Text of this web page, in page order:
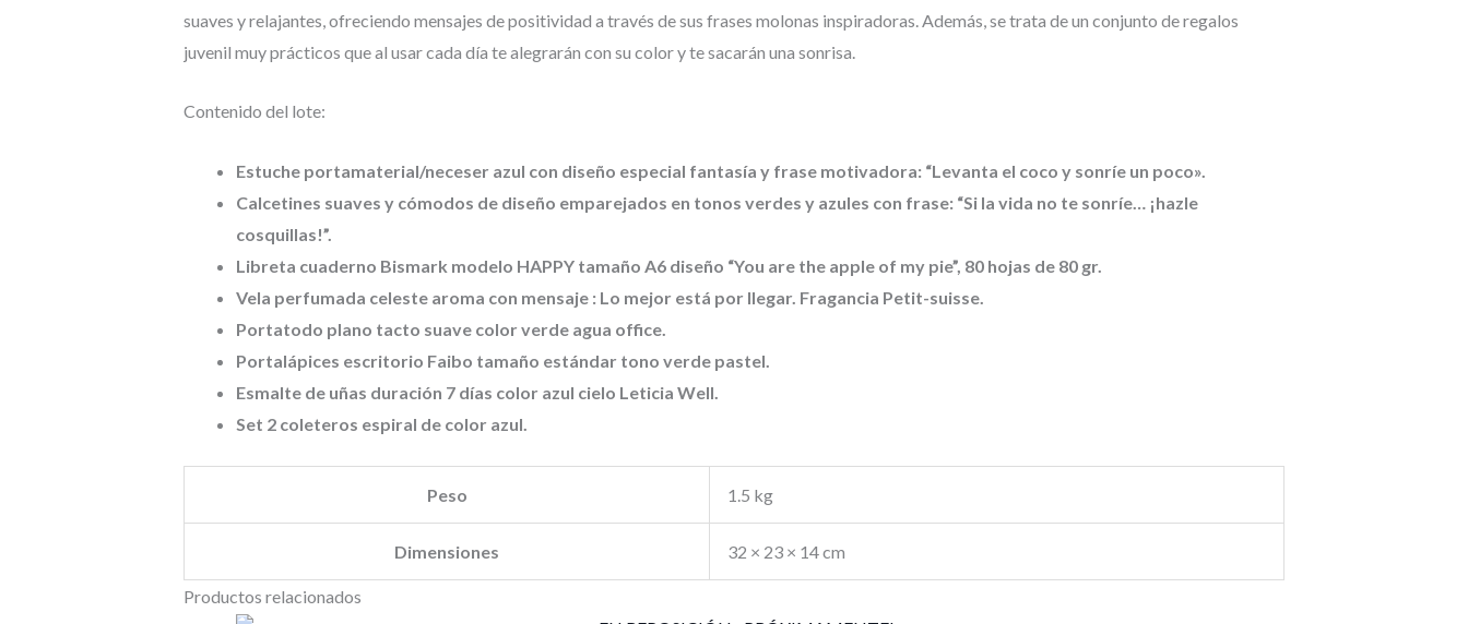
suaves y relajantes, ofreciendo mensajes de positividad a través de sus frases molonas inspiradoras. Además, se trata de un conjunto de regalos
juvenil muy prácticos que al usar cada día te alegrarán con su color y te sacarán una sonrisa.
Contenido del lote:
Estuche portamaterial/neceser azul con diseño especial fantasía y frase motivadora: “Levanta el coco y sonríe un poco».
Calcetines suaves y cómodos de diseño emparejados en tonos verdes y azules con frase: “Si la vida no te sonríe… ¡hazle
cosquillas!”.
Libreta cuaderno Bismark modelo HAPPY tamaño A6 diseño “You are the apple of my pie”, 80 hojas de 80 gr.
Vela perfumada celeste aroma con mensaje : Lo mejor está por llegar. Fragancia Petit-suisse.
Portatodo plano tacto suave color verde agua office.
Portalápices escritorio Faibo tamaño estándar tono verde pastel.
Esmalte de uñas duración 7 días color azul cielo Leticia Well.
Set 2 coleteros espiral de color azul.
Peso 1.5 kg
Dimensiones 32 × 23 × 14 cm
Productos relacionados